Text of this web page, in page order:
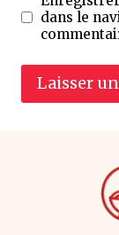
dans le